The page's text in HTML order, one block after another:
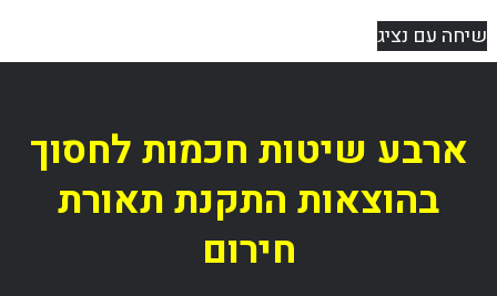
שיחה עם נציג
ארבע שיטות חכמות לחסוך
בהוצאות התקנת תאורת
חירום